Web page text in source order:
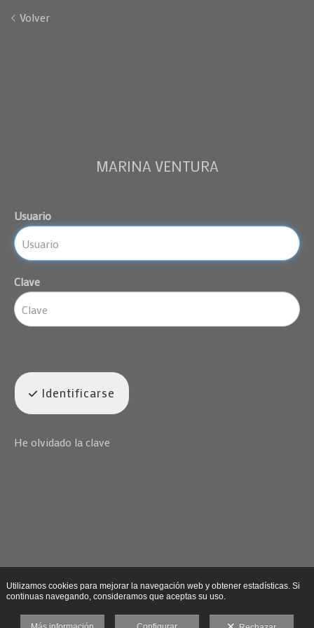
Volver
MARINA VENTURA
Usuario
Clave
Identificarse
He olvidado la clave
Utilizamos cookies para mejorar la navegación web y obtener estadísticas. Si
continuas navegando, consideramos que aceptas su uso.